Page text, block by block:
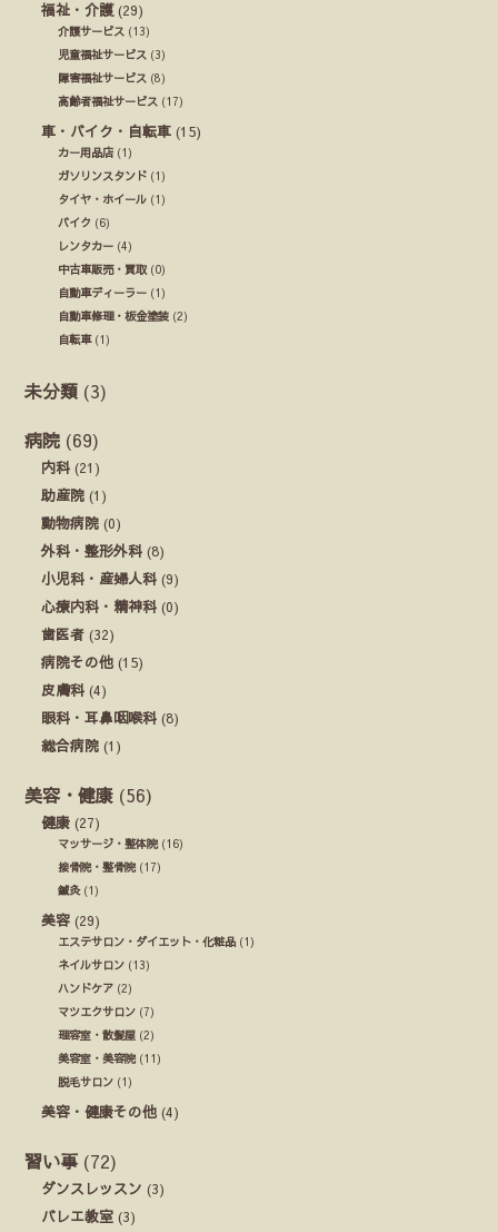
福祉・介護(29)
介護サービス (13)
児童福祉サービス (3)
障害福祉サービス (8)
高齢者福祉サービス (17)
車・バイク・自転車 (15)
カー用品店 (1)
ガソリンスタンド (1)
タイヤ・ホイール (1)
バイク (6)
レンタカー (4)
中古車販売・買取 (0)
自動車ディーラー (1)
自動車修理・板金塗装 (2)
自転車(1)
未分類 (3)
病院 (69)
内科 (21)
助産院 (1)
動物病院 (0)
外科・整形外科 (8)
小児科・産婦人科 (9)
心療内科・精神科 (0)
歯医者 (32)
病院その他 (15)
皮膚科 (4)
眼科・耳鼻咽喉科 (8)
総合病院 (1)
美容・健康 (56)
健康 (27)
マッサージ・整体院(16)
接骨院・整骨院(17)
鍼灸(1)
美容 (29)
エステサロン・ダイエット・化粧品 (1)
ネイルサロン (13)
ハンドケア (2)
マツエクサロン (7)
理容室・散髪屋 (2)
美容室・美容院(11)
脱毛サロン (1)
美容・健康その他 (4)
習い事 (72)
ダンスレッスン (3)
バレエ教室 (3)